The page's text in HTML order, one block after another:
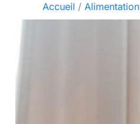
Accueil